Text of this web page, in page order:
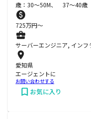
歳：30～50M、 37～40歳
725万円〜
サーバーエンジニア, インフ
愛知県
エージェントに
お問い合わせする
お気に入り